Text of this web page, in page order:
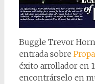
Buggle Trevor
entrada sobre
éxito arrollador en
encontrárselo en